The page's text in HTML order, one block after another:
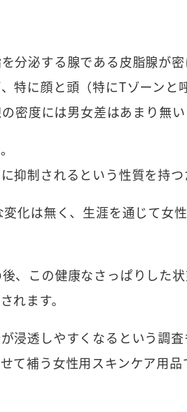
分泌する腺である皮脂腺が
特に顔と頭（特にTゾーンと
度には男女差はあまり無い
抑制されるという性質を持つ
化は無く、生涯を通じて女
、この健康なさっぱりした
れます。
透しやすくなるという調査
て補う女性用スキンケア用品